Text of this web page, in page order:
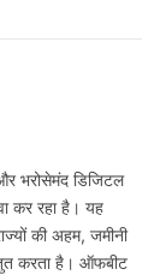
भरोसेमंद डिजिटल
कर रहा है। यह
की अहम, जमीनी
करता है। ऑफबीट